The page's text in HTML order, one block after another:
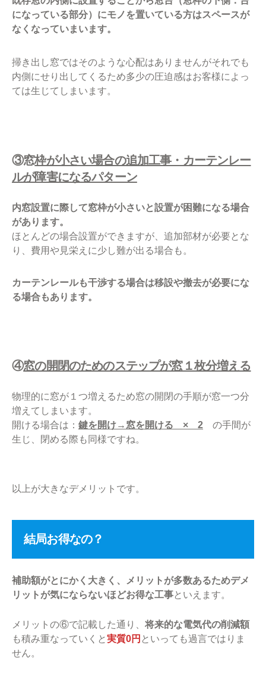
になっている部分）にモノを置いている方はスペースが
なくなっていまいます。
掃き出し窓ではそのような心配はありませんがそれでも
内側にせり出してくるため多少の圧迫感はお客様によっ
ては生じてしまいます。
③窓枠が小さい場合の追加工事・カーテンレー
ルが障害になるパターン
内窓設置に際して窓枠が小さいと設置が困難になる場合
があります。
ほとんどの場合設置ができますが、追加部材が必要とな
り、費用や見栄えに少し難が出る場合も。
カーテンレールも干渉する場合は移設や撤去が必要にな
る場合もあります。
④窓の開閉のためのステップが窓１枚分増える
物理的に窓が１つ増えるため窓の開閉の手順が窓一つ分
増えてしまいます。
開ける場合は： 鍵を開け→窓を開ける × 2 の手間が
生じ、閉める際も同様ですね。
以上が大きなデメリットです。
結局お得なの？
補助額がとにかく大きく、メリットが多数あるためデメ
リットが気にならないほどお得な工事といえます。
メリットの⑥で記載した通り、 将来的な電気代の削減額
も積み重なっていくと実質0円 といっても過言ではりま
せん。